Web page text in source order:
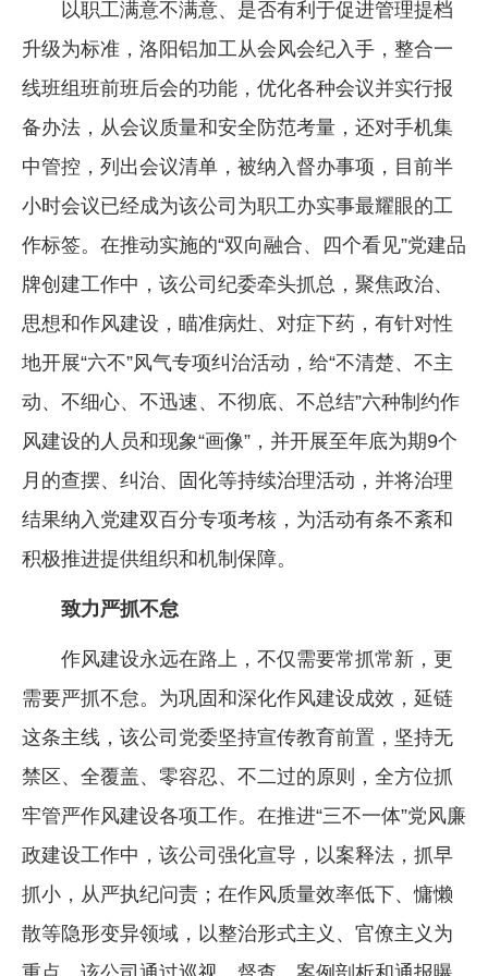
以职工满意不满意、是否有利于促进管理提档
升级为标准，洛阳铝加工从会风会纪入手，整合一
线班组班前班后会的功能，优化各种会议并实行报
备办法，从会议质量和安全防范考量，还对手机集
中管控，列出会议清单，被纳入督办事项，目前半
小时会议已经成为该公司为职工办实事最耀眼的工
作标签。在推动实施的“双向融合、四个看见”党建品
牌创建工作中，该公司纪委牵头抓总，聚焦政治、
思想和作风建设，瞄准病灶、对症下药，有针对性
地开展“六不”风气专项纠治活动，给“不清楚、不主
动、不细心、不迅速、不彻底、不总结”六种制约作
风建设的人员和现象“画像”，并开展至年底为期9个
月的查摆、纠治、固化等持续治理活动，并将治理
结果纳入党建双百分专项考核，为活动有条不紊和
积极推进提供组织和机制保障。
致力严抓不怠
作风建设永远在路上，不仅需要常抓常新，更
需要严抓不怠。为巩固和深化作风建设成效，延链
这条主线，该公司党委坚持宣传教育前置，坚持无
禁区、全覆盖、零容忍、不二过的原则，全方位抓
牢管严作风建设各项工作。在推进“三不一体”党风廉
政建设工作中，该公司强化宣导，以案释法，抓早
抓小，从严执纪问责；在作风质量效率低下、慵懒
散等隐形变异领域，以整治形式主义、官僚主义为